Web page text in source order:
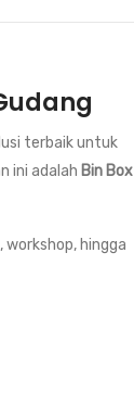
terbaik untuk
ini adalah Bin Box
workshop, hingga